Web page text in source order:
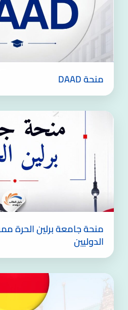
منحة DAAD
منحة جامعة برلين الحرة
الدوليين